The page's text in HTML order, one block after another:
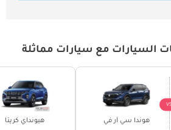
السيارات مع سيارات مماثلة
VS
هوندا سي آر في هيونداي كريتا